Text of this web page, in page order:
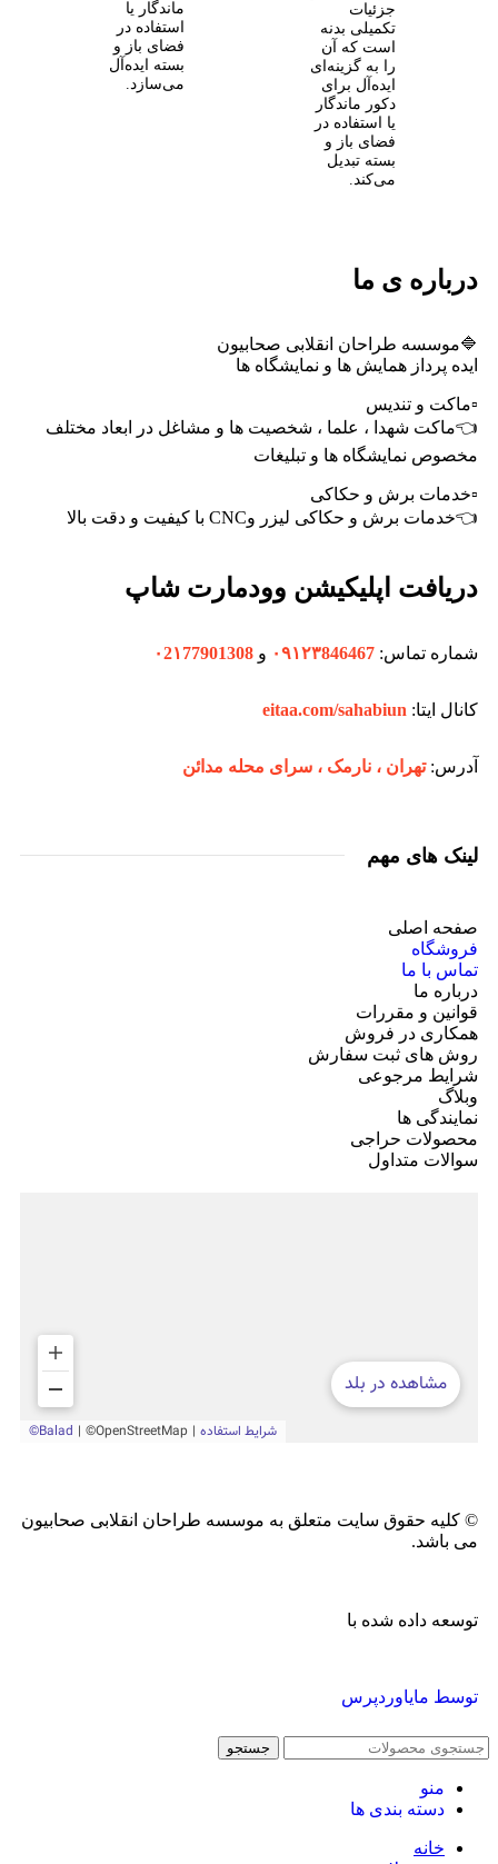
جزئیات
تکمیلی بدنه
است که آن
را به گزینه‌ای
ایده‌آل برای
دکور ماندگار
یا استفاده در
فضای باز و
بسته تبدیل
می‌کند.
ماندگار یا
استفاده در
فضای باز و
بسته ایده‌آل
می‌سازد.
درباره ی ما
🔷موسسه طراحان انقلابی صحابیون
ایده پرداز همایش ها و نمایشگاه ها
▫️ماکت و تندیس
👈ماکت شهدا ، علما ، شخصیت ها و مشاغل در ابعاد مختلف
مخصوص نمایشگاه ها و تبلیغات
▫️خدمات برش و حکاکی
👈خدمات برش و حکاکی لیزر وCNC با کیفیت و دقت بالا
دریافت اپلیکیشن وودمارت شاپ
شماره تماس: ۰۹۱۲۳846467 و ۰2۱77901308
کانال ایتا: eitaa.com/sahabiun
آدرس:تهران ،‌ نارمک ، سرای محله مدائن
لینک های مهم
صفحه اصلی
فروشگاه
تماس با ما
درباره ما
قوانین و مقررات
همکاری در فروش
روش های ثبت سفارش
شرایط مرجوعی
وبلاگ
نمایندگی ها
محصولات حراجی
سوالات متداول
© کلیه حقوق سایت متعلق به موسسه طراحان انقلابی صحابیون
می باشد.
توسعه داده شده با
توسط مایاوردپرس
جستجو
منو
دسته بندی ها
خانه